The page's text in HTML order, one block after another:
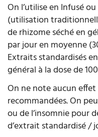
On l’utilise en Infusé
(utilisation
de rhizome séché en
par jour en moyenne
Extraits standardisés
général à la dose de
On ne note aucun
recommandées. On
ou de l’insomnie pour
d’extrait standardisé /